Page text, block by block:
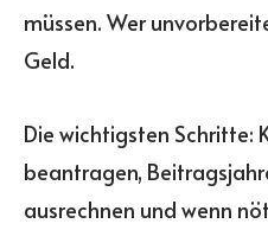
müssen. Wer
Geld.
Die wichtigsten Schritte:
beantragen,
ausrechnen und wenn